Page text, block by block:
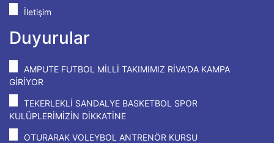
İletişim
Duyurular
AMPUTE FUTBOL MİLLİ TAKIMIMIZ RİVA'DA KAMPA
GİRİYOR
TEKERLEKLİ SANDALYE BASKETBOL SPOR
KULÜPLERİMİZİN DİKKATİNE
OTURARAK VOLEYBOL ANTRENÖR KURSU